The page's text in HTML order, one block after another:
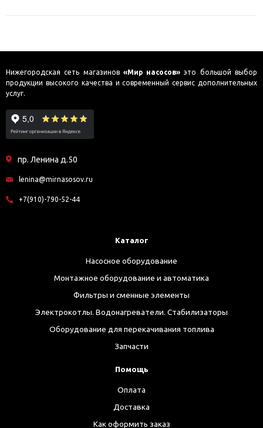
Нижегородская сеть магазинов «Мир насосов» это большой выбор
продукции высокого качества и современный сервис дополнительных
услуг.
пр. Ленина д.50
lenina@mirnasosov.ru
+7(910)-790-52-44
Каталог
Насосное оборудование
Монтажное оборудование и автоматика
Фильтры и сменные элементы
Электрокотлы. Водонагреватели. Стабилизаторы
Оборудование для перекачивания топлива
Запчасти
Помощь
Оплата
Доставка
Как оформить заказ